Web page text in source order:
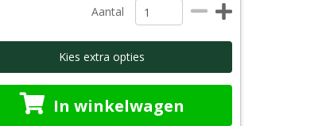
Aantal
Kies extra opties
In winkelwagen